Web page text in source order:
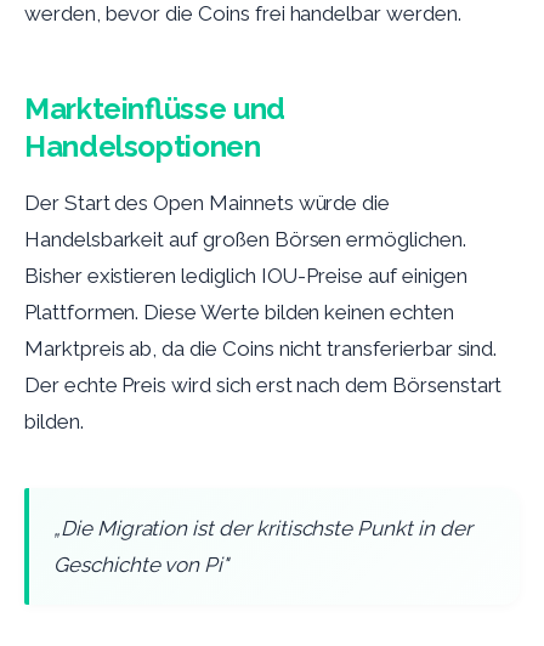
werden, bevor die Coins frei handelbar werden.
Markteinflüsse und
Handelsoptionen
Der Start des Open Mainnets würde die
Handelsbarkeit auf großen Börsen ermöglichen.
Bisher existieren lediglich IOU-Preise auf einigen
Plattformen. Diese Werte bilden keinen echten
Marktpreis ab, da die Coins nicht transferierbar sind.
Der echte Preis wird sich erst nach dem Börsenstart
bilden.
„Die Migration ist der kritischste Punkt in der
Geschichte von Pi"